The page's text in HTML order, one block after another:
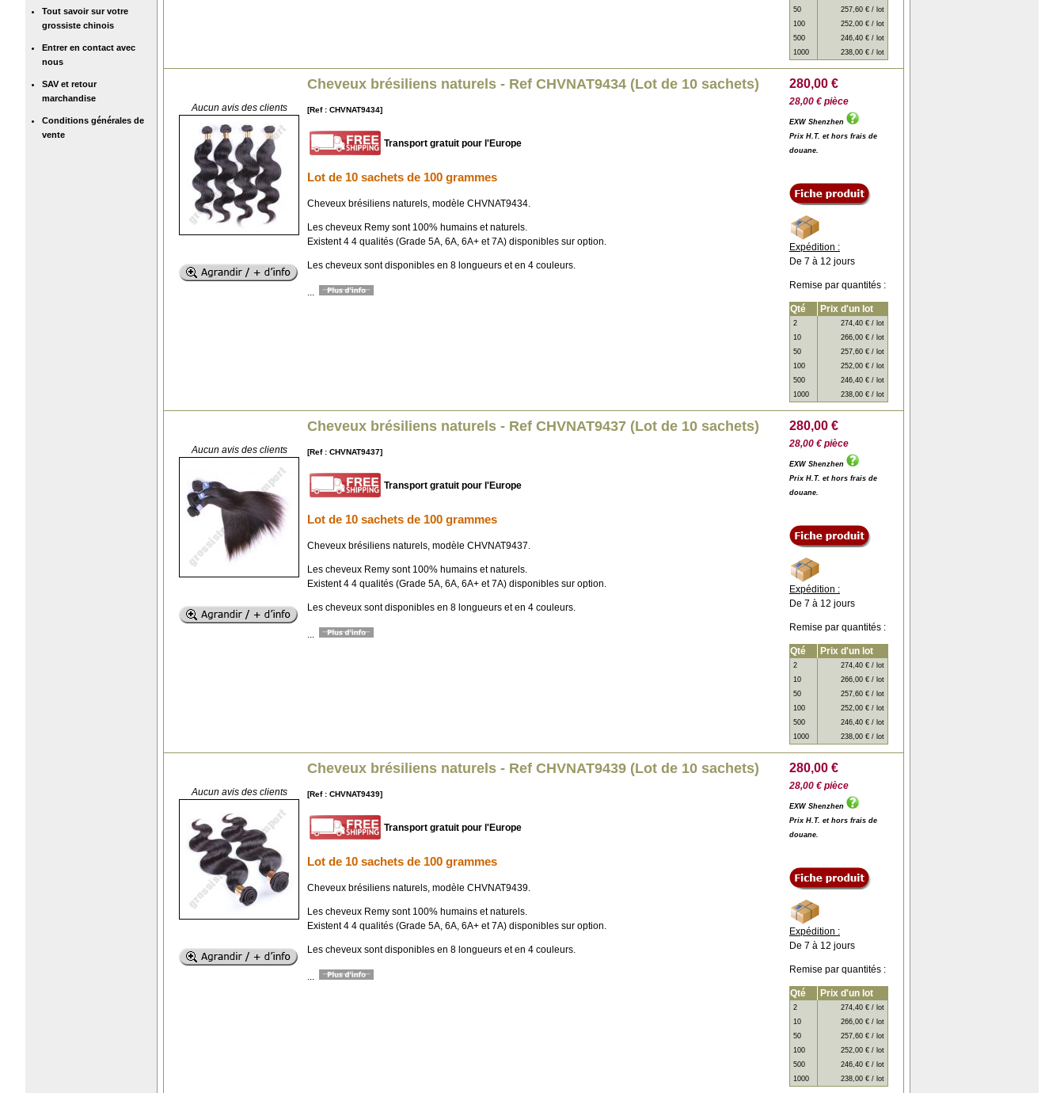
Tout savoir sur votre
grossiste chinois
Entrer en contact avec
nous
SAV et retour
marchandise
Conditions générales de
vente
50
257,60 € / lot
100
252,00 € / lot
500
246,40 € / lot
1000
238,00 € / lot
Aucun avis des clients
Cheveux brésiliens naturels - Ref CHVNAT9434 (Lot de 10 sachets)
[Ref : CHVNAT9434]
Transport gratuit pour l'Europe
Lot de 10 sachets de 100 grammes
Cheveux brésiliens naturels, modèle CHVNAT9434.
Les cheveux Remy sont 100% humains et naturels.
Existent 4 4 qualités (Grade 5A, 6A, 6A+ et 7A) disponibles sur option.
Les cheveux sont disponibles en 8 longueurs et en 4 couleurs.
280,00 €
28,00 € pièce
EXW Shenzhen
Prix H.T. et hors frais de
douane.
Expédition :
De 7 à 12 jours
Remise par quantités :
Qté Prix d'un lot
2
274,40 € / lot
10
266,00 € / lot
50
257,60 € / lot
100
252,00 € / lot
500
246,40 € / lot
1000
238,00 € / lot
Aucun avis des clients
Cheveux brésiliens naturels - Ref CHVNAT9437 (Lot de 10 sachets)
[Ref : CHVNAT9437]
Transport gratuit pour l'Europe
Lot de 10 sachets de 100 grammes
Cheveux brésiliens naturels, modèle CHVNAT9437.
Les cheveux Remy sont 100% humains et naturels.
Existent 4 4 qualités (Grade 5A, 6A, 6A+ et 7A) disponibles sur option.
Les cheveux sont disponibles en 8 longueurs et en 4 couleurs.
280,00 €
28,00 € pièce
EXW Shenzhen
Prix H.T. et hors frais de
douane.
Expédition :
De 7 à 12 jours
Remise par quantités :
Qté Prix d'un lot
2
274,40 € / lot
10
266,00 € / lot
50
257,60 € / lot
100
252,00 € / lot
500
246,40 € / lot
1000
238,00 € / lot
Aucun avis des clients
Cheveux brésiliens naturels - Ref CHVNAT9439 (Lot de 10 sachets)
[Ref : CHVNAT9439]
Transport gratuit pour l'Europe
Lot de 10 sachets de 100 grammes
Cheveux brésiliens naturels, modèle CHVNAT9439.
Les cheveux Remy sont 100% humains et naturels.
Existent 4 4 qualités (Grade 5A, 6A, 6A+ et 7A) disponibles sur option.
Les cheveux sont disponibles en 8 longueurs et en 4 couleurs.
280,00 €
28,00 € pièce
EXW Shenzhen
Prix H.T. et hors frais de
douane.
Expédition :
De 7 à 12 jours
Remise par quantités :
Qté Prix d'un lot
2
274,40 € / lot
10
266,00 € / lot
50
257,60 € / lot
100
252,00 € / lot
500
246,40 € / lot
1000
238,00 € / lot